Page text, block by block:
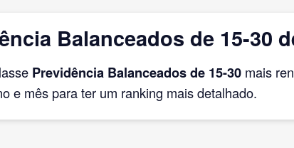
Balanceados de 15-30
Previdência Balanceados de 15-30 mais
e mês para ter um ranking mais detalhado.